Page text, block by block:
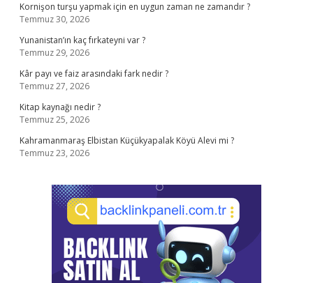
Kornişon turşu yapmak için en uygun zaman ne zamandır ?
Temmuz 30, 2026
Yunanistan’ın kaç fırkateyni var ?
Temmuz 29, 2026
Kâr payı ve faiz arasındaki fark nedir ?
Temmuz 27, 2026
Kitap kaynağı nedir ?
Temmuz 25, 2026
Kahramanmaraş Elbistan Küçükyapalak Köyü Alevi mi ?
Temmuz 23, 2026